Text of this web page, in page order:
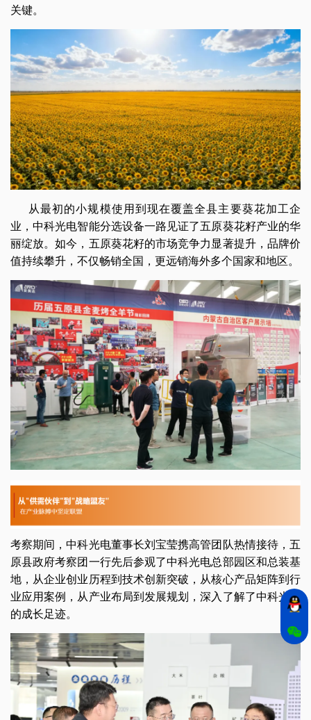
关键。
从最初的小规模使用到现在覆盖全县主要葵花加工企
业，中科光电智能分选设备一路见证了五原葵花籽产业的华
丽绽放。如今，五原葵花籽的市场竞争力显著提升，品牌价
值持续攀升，不仅畅销全国，更远销海外多个国家和地区。
考察期间，中科光电董事长刘宝莹携高管团队热情接待，五
原县政府考察团一行先后参观了中科光电总部园区和总装基
地，从企业创业历程到技术创新突破，从核心产品矩阵到行
业应用案例，从产业布局到发展规划，深入了解了中科光电
的成长足迹。